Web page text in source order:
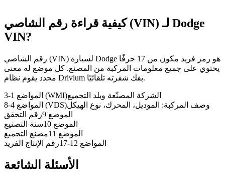
كيفية قراءة رقم الشاصي (VIN) لـ Dodge
VIN?
رقم الشاصي (VIN) لسيارة Dodge هو رمز فريد مكون من 17 حرفًا
يحتوي على جميع معلومات المركبة من المصنع. كل موضع له معنى
محدد يقوم نظام Drivium بفك شفرته تلقائيًا.
المواضع 1-3 (WMI)الشركة المصنّعة وبلد التجميع
المواضع 4-8 (VDS)وصف المركبة: الموديل، المحرك، نوع الهيكل
الموضع 9
رقم التحقق
الموضع 10
سنة التصنيع
الموضع 11
مصنع التجميع
المواضع 12-17
رقم الإنتاج الفريد
الأسئلة الشائعة